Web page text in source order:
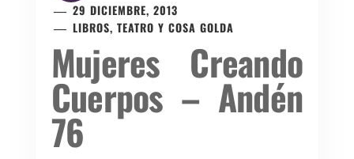
29 DICIEMBRE, 2013
LIBROS, TEATRO Y COSA GOLDA
Mujeres Creando
Cuerpos – Andén
76